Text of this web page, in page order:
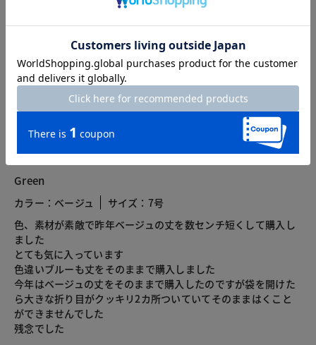
総合評価
1.5 2レビュー
2024.05.22
Green
カラー：ベージュ
サイズ：7号
色、素材が素敵で昨年ベージュの丈を数センチ短くして購入し
ました
とても気に入っています
色違いブルーも丈をそのままで購入しました
今年はベージュの丈をそのままで購入したのですが袋を開けた
ら大きな折り目がクッキリ2カ所ついていてそのままはくこと
ができませんでした
残念でした